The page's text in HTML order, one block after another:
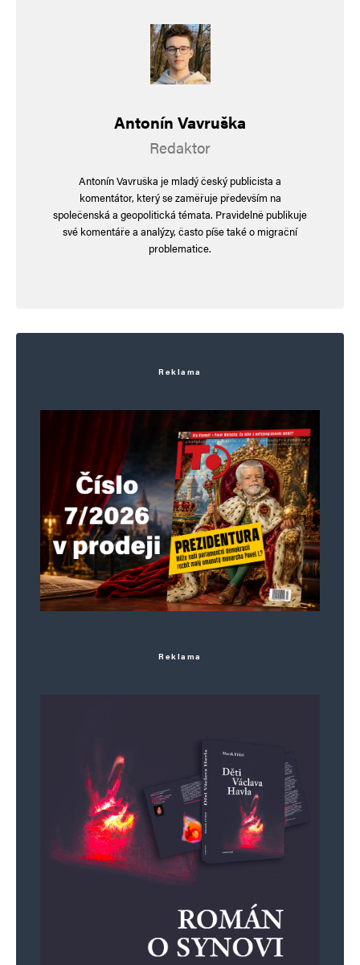
Antonín Vavruška
Redaktor
Antonín Vavruška je mladý český publicista a
komentátor, který se zaměřuje především na
společenská a geopolitická témata. Pravidelně publikuje
své komentáře a analýzy, často píše také o migrační
problematice.
Reklama
Reklama